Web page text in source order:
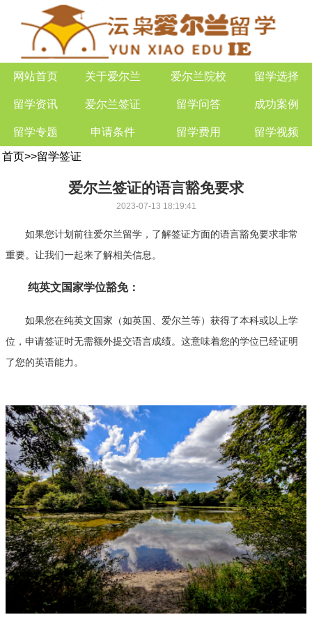
网站首页 关于爱尔兰 爱尔兰院校 留学选择
留学资讯 爱尔兰签证 留学问答 成功案例
留学专题 申请条件 留学费用 留学视频
首页>>留学签证
爱尔兰签证的语言豁免要求
2023-07-13 18:19:41
如果您计划前往爱尔兰留学，了解签证方面的语言豁免要求非常
重要。让我们一起来了解相关信息。
纯英文国家学位豁免：
如果您在纯英文国家（如英国、爱尔兰等）获得了本科或以上学
位，申请签证时无需额外提交语言成绩。这意味着您的学位已经证明
了您的英语能力。